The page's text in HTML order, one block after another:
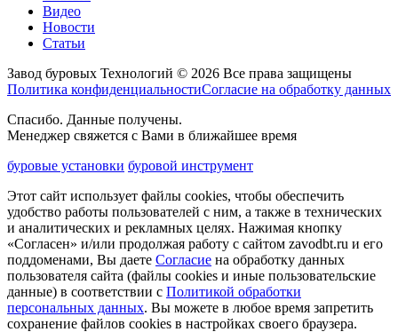
Видео
Новости
Статьи
Завод буровых Технологий © 2026 Все права защищены
Политика конфиденциальностиСогласие на обработку данных
Спасибо. Данные получены.
Менеджер свяжется с Вами в ближайшее время
буровые установки буровой инструмент
Этот сайт использует файлы cookies, чтобы обеспечить
удобство работы пользователей с ним, а также в технических
и аналитических и рекламных целях. Нажимая кнопку
«Согласен» и/или продолжая работу с сайтом zavodbt.ru и его
поддоменами, Вы даете Согласие на обработку данных
пользователя сайта (файлы cookies и иные пользовательские
данные) в соответствии с Политикой обработки
персональных данных. Вы можете в любое время запретить
сохранение файлов cookies в настройках своего браузера.